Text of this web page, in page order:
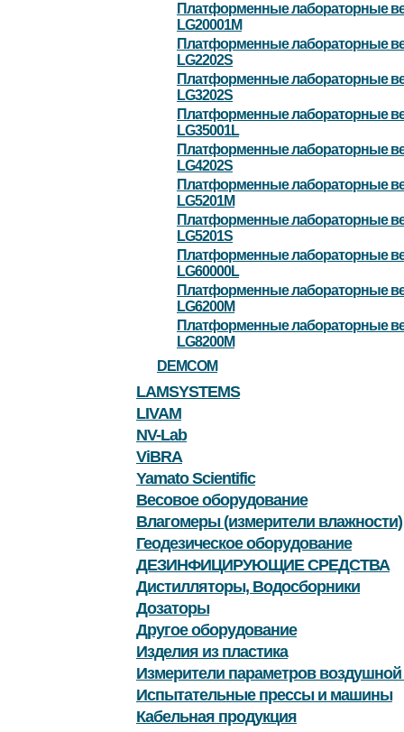
Платформенные лабораторные
LG20001M
Платформенные лабораторные
LG2202S
Платформенные лабораторные
LG3202S
Платформенные лабораторные
LG35001L
Платформенные лабораторные
LG4202S
Платформенные лабораторные
LG5201M
Платформенные лабораторные
LG5201S
Платформенные лабораторные
LG60000L
Платформенные лабораторные
LG6200M
Платформенные лабораторные
LG8200M
DEMCOM
LAMSYSTEMS
LIVAM
NV-Lab
ViBRA
Yamato Scientific
Весовое оборудование
Влагомеры (измерители влажности)
Геодезическое оборудование
ДЕЗИНФИЦИРУЮЩИЕ СРЕДСТВА
Дистилляторы, Водосборники
Дозаторы
Другое оборудование
Изделия из пластика
Измерители параметров
Испытательные прессы и машины
Кабельная продукция